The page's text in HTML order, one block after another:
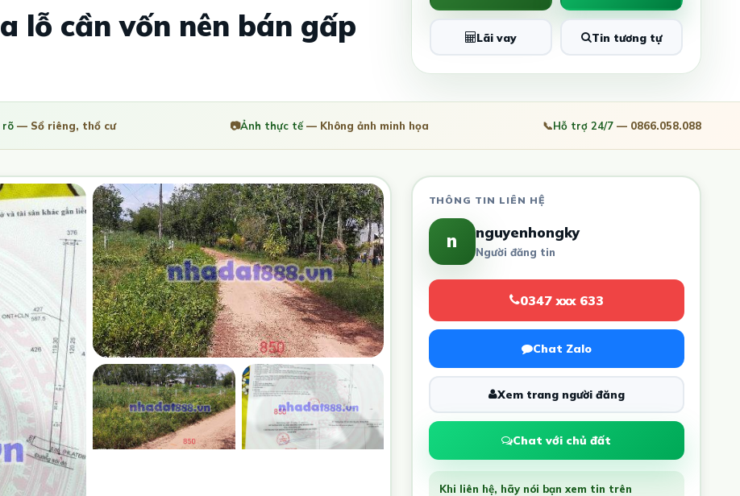
lỗ cần vốn nên bán gấp Lãi vay Tin tương tự
rõ — Sổ riêng, thổ cư 📷Ảnh thực tế— Không ảnh minh họa 📞Hỗ trợ 24/7 — 0866.058.088
THÔNG TIN LIÊN HỆ
n nguyenhongky
Người đăng tin
0347 xxx 633
Chat Zalo
Xem trang người đăng
Chat với chủ đất
Khi liên hệ, hãy nói bạn xem tin trên